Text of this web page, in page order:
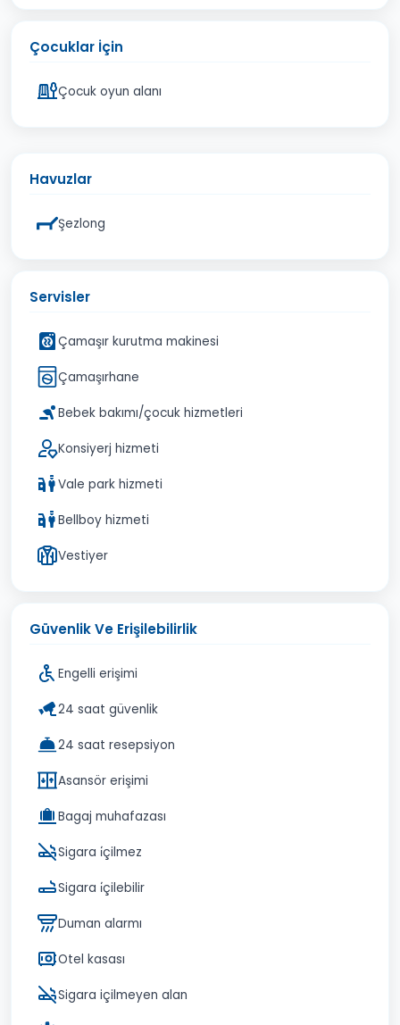
Çocuklar İçin
Çocuk oyun alanı
Havuzlar
Şezlong
Servisler
Çamaşır kurutma makinesi
Çamaşırhane
Bebek bakımı/çocuk hizmetleri
Konsiyerj hizmeti
Vale park hizmeti
Bellboy hizmeti
Vestiyer
Güvenlik Ve Erişilebilirlik
Engelli erişimi
24 saat güvenlik
24 saat resepsiyon
Asansör erişimi
Bagaj muhafazası
Sigara i̇çilmez
Sigara i̇çilebilir
Duman alarmı
Otel kasası
Sigara içilmeyen alan